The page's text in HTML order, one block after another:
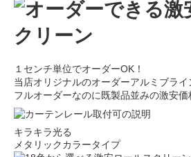
１センチ単位でオーダーOK！
当店オリジナルのオーダーアルミブライ
フルオーダーなのに既製品並みの激安価
キラキラ光る
メタリックカラータイプ